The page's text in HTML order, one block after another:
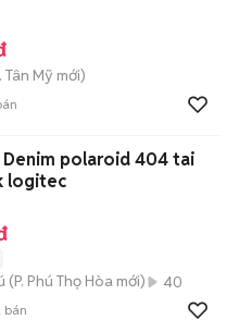
Tân Mỹ mới)
polaroid 404 tai
logitec
(P. Phú Thọ Hòa mới) 40
bán